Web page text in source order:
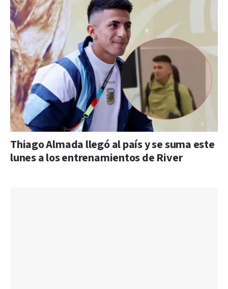
Thiago Almada llegó al país y se suma este
lunes a los entrenamientos de River